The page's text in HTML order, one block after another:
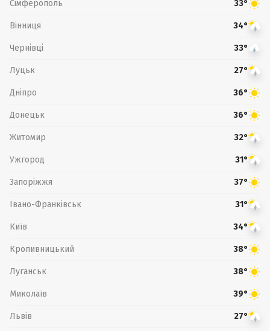
Сімферополь 33°
Вінниця 34°
Чернівці 33°
Луцьк 27°
Дніпро 36°
Донецьк 36°
Житомир 32°
Ужгород 31°
Запоріжжя 37°
Івано-Франківськ 31°
Київ 34°
Кропивницький 38°
Луганськ 38°
Миколаїв 39°
Львів 27°